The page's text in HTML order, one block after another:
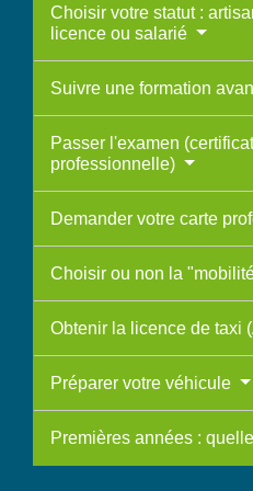
Choisir votre statut :
licence ou salarié
Suivre une formation
Passer l'examen
professionnelle)
Demander votre carte
Choisir ou non la
Obtenir la licence de taxi
Préparer votre véhicule
Premières années :